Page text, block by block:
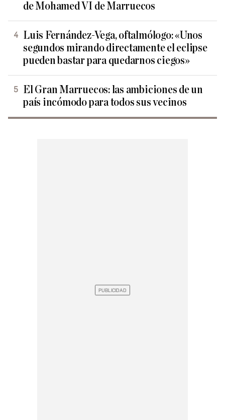
de Mohamed VI de Marruecos
Luis Fernández-Vega, oftalmólogo: «Unos
segundos mirando directamente el eclipse
pueden bastar para quedarnos ciegos»
El Gran Marruecos: las ambiciones de un
país incómodo para todos sus vecinos